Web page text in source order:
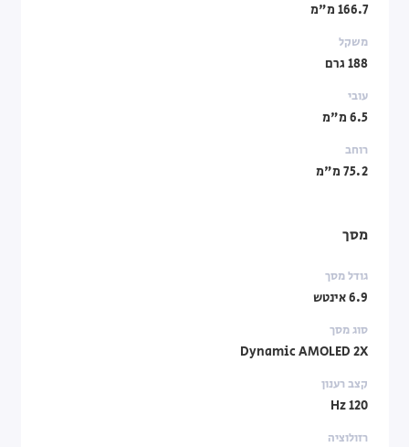
166.7 מ"מ
משקל
188 גרם
עובי
6.5 מ"מ
רוחב
75.2 מ"מ
מסך
גודל מסך
6.9 אינטש
סוג מסך
Dynamic AMOLED 2X
קצב רענון
120 Hz
רזולוציה